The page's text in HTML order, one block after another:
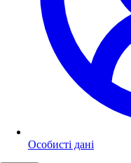
Особисті дані